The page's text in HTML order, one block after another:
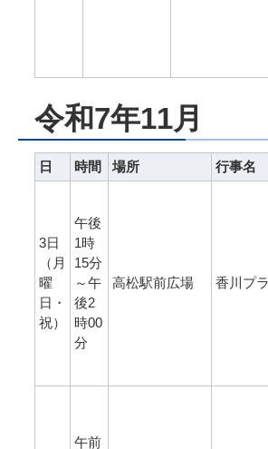
令和7年11月
日 時間 場所 行事名
3日
（月
曜
日・
祝）
午後
1時
15分
～午
後2
時00
分
高松駅前広場 香川プ
午前